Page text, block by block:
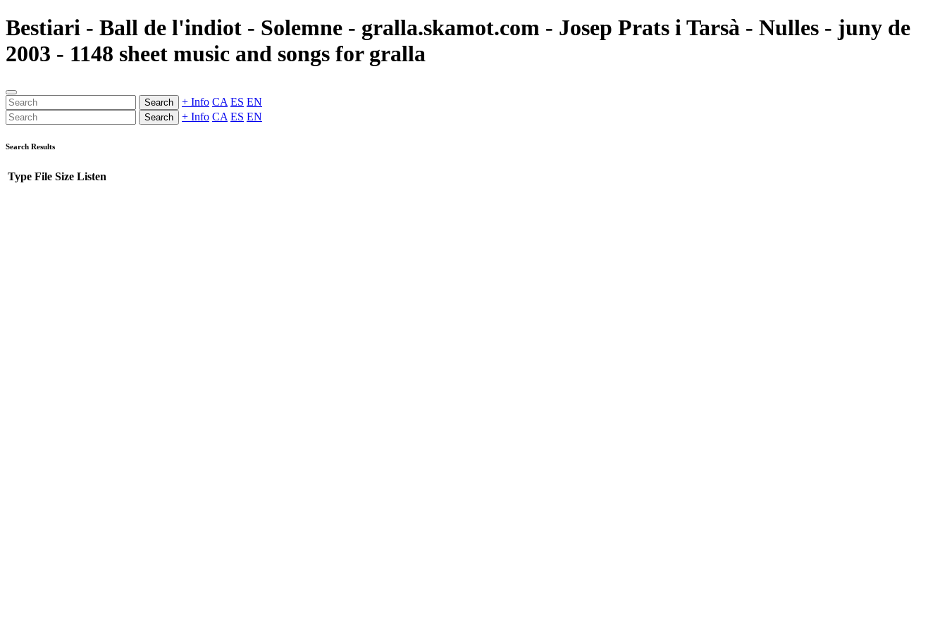
Bestiari - Ball de l'indiot - Solemne - gralla.skamot.com - Josep Prats i Tarsà - Nulles - juny de
2003 - 1148 sheet music and songs for gralla
Search + Info CA ES EN
Search + Info CA ES EN
Search Results
Type File Size Listen